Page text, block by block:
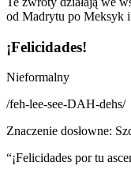
od Madrytu po Meksyk
¡Felicidades!
Nieformalny
/feh-lee-see-DAH-dehs/
Znaczenie dosłowne:
“¡Felicidades por tu